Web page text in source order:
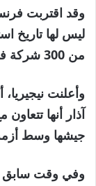
وقد اقتربت
ليس لها تاريخ
من 300 شركة فرنسية مجتمعة.
وأعلنت
آذار أنها
جيشها وسط أزمة